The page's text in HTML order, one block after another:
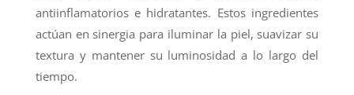
antiinflamatorios e hidratantes. Estos ingredientes
actúan en sinergia para iluminar la piel, suavizar su
textura y mantener su luminosidad a lo largo del
tiempo.